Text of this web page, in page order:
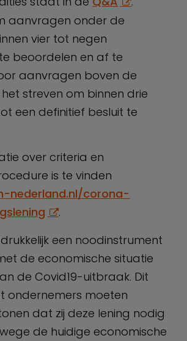
aanvragen onder de
vier tot negen
beoordelen en af te
aanvragen boven de
het streven om binnen drie
een definitief besluit te
over criteria en
is te vinden
nederland.nl/corona-
.
een noodinstrument
de economische situatie
de Covid19-uitbraak. Dit
ondernemers moeten
dat zij deze lening nodig
de huidige economische